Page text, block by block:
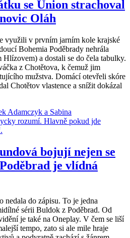
se Union strachoval
Oláh
využili v prvním jarním kole krajské
Bohemia Poděbrady nehrála
Hlízovem) a dostali se do čela tabulky.
z Chotětova, k čemuž jim
mužstva. Domácí otevřeli skóre
Chotětov vlastence a snížit dokázal
bojují nejen se
je vlídná
nedala do zápisu. To je jedna
sérii Buldok z Poděbrad. Od
je také na Oneplay. V čem se liší
tempo, zato si ale mile hraje